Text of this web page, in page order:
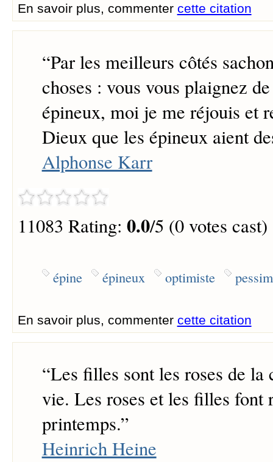
En savoir plus, commenter cette citation
“Par les meilleurs côtés
choses : vous vous plaignez
épineux, moi je me réjouis et
Dieux que les épineux aient
Alphonse Karr
11083 Rating: 0.0/5 (0 votes cast)
épine épineux optimiste
En savoir plus, commenter cette citation
“Les filles sont les roses de la
vie. Les roses et les filles font
printemps.”
Heinrich Heine